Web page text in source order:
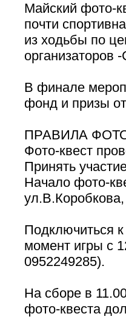
Майский фото-
почти
из ходьбы по
организаторов
В финале
фонд и призы
ПРАВИЛА
Фото-квест
Принять
Начало фото-
Подключиться
момент игры с
0952249285).
На сборе в
фото-квеста